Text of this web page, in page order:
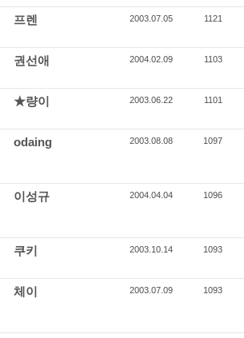
프렌 2003.07.05 1121
권선애 2004.02.09 1103
★량이 2003.06.22 1101
odaing 2003.08.08 1097
이성규 2004.04.04 1096
쿠키 2003.10.14 1093
체이 2003.07.09 1093